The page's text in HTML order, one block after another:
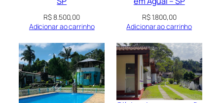
R$8.500,00
Adicionar ao carrinho
R$1.800,00
Adicionar ao carrinho